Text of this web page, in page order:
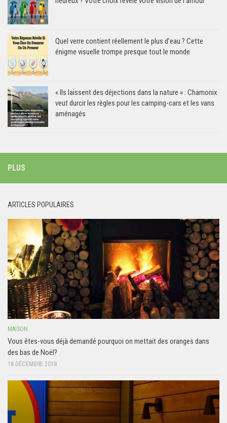
Quel verre contient réellement le plus d’eau ? Cette
énigme visuelle trompe presque tout le monde
« Ils laissent des déjections dans la nature » : Chamonix
veut durcir les règles pour les camping-cars et les vans
aménagés
PLUS
ARTICLES POPULAIRES
MAISON
Vous êtes-vous déjà demandé pourquoi on mettait des oranges dans
des bas de Noël?
18 DÉCEMBRE 2018